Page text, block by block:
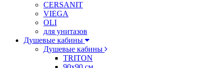
CERSANIT
VIEGA
OLI
для унитазов
Душевые кабины
Душевые кабины
TRITON